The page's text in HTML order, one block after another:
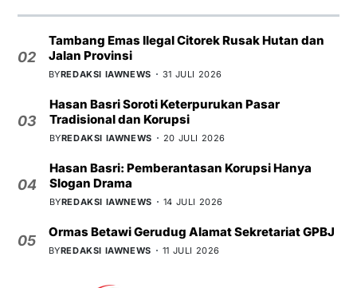
02
Tambang Emas Ilegal Citorek Rusak Hutan dan
Jalan Provinsi
BYREDAKSI IAWNEWS 31 JULI 2026
03
Hasan Basri Soroti Keterpurukan Pasar
Tradisional dan Korupsi
BYREDAKSI IAWNEWS 20 JULI 2026
04
Hasan Basri: Pemberantasan Korupsi Hanya
Slogan Drama
BYREDAKSI IAWNEWS 14 JULI 2026
05
Ormas Betawi Gerudug Alamat Sekretariat GPBJ
BYREDAKSI IAWNEWS 11 JULI 2026